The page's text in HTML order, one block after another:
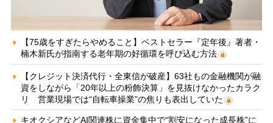
【75歳をすぎたらやめること】ベストセラー『定年後』著者・
楠木新氏が指南する老年期の好循環を呼び込む方法
【クレジット決済代行・全東信が破産】63社もの金融機関が融
資をしながら「20年以上の粉飾決算」を見抜けなかったカラク
リ 営業現場では“自転車操業”の焦りも表出していた
キオクシアなどAI関連株に資金集中で“割安になった成長株”に